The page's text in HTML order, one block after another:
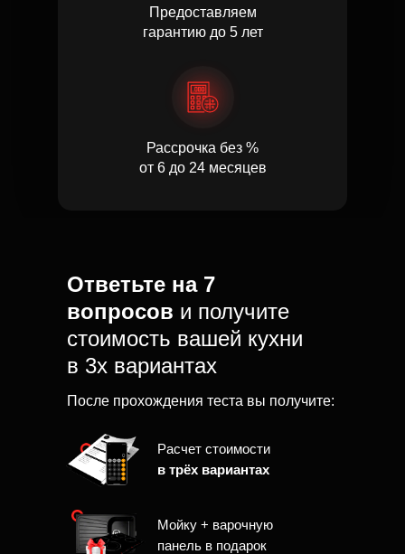
Предоставляем
гарантию до 5 лет
Рассрочка без %
от 6 до 24 месяцев
Ответьте на 7
вопросов и получите
стоимость вашей кухни
в 3х вариантах
Мойку + варочную
панель в подарок
Расчет стоимости
в трёх вариантах
После прохождения теста вы получите: